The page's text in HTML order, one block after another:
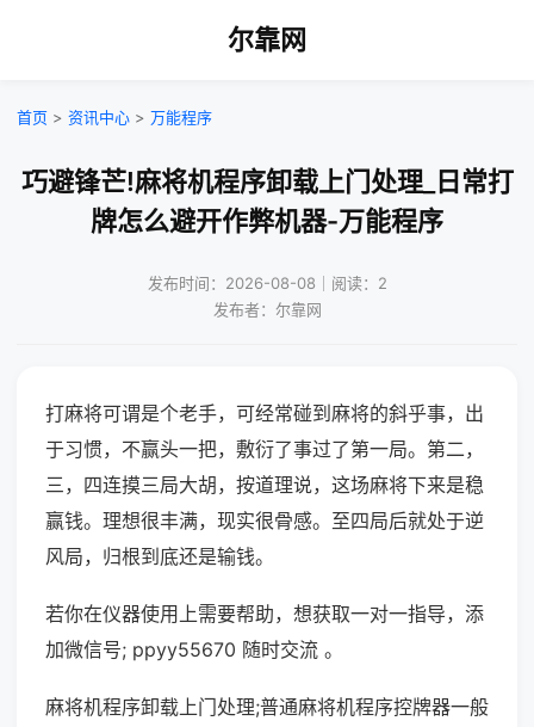
尔靠网
首页 > 资讯中心 > 万能程序
巧避锋芒!麻将机程序卸载上门处理_日常打
牌怎么避开作弊机器-万能程序
发布时间：2026-08-08｜阅读：2
发布者：尔靠网
打麻将可谓是个老手，可经常碰到麻将的斜乎事，出
于习惯，不赢头一把，敷衍了事过了第一局。第二，
三，四连摸三局大胡，按道理说，这场麻将下来是稳
赢钱。理想很丰满，现实很骨感。至四局后就处于逆
风局，归根到底还是输钱。
若你在仪器使用上需要帮助，想获取一对一指导，添
加微信号; ppyy55670 随时交流 。
麻将机程序卸载上门处理;普通麻将机程序控牌器一般